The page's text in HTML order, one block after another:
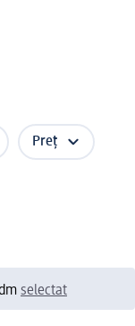
Preț
selectat